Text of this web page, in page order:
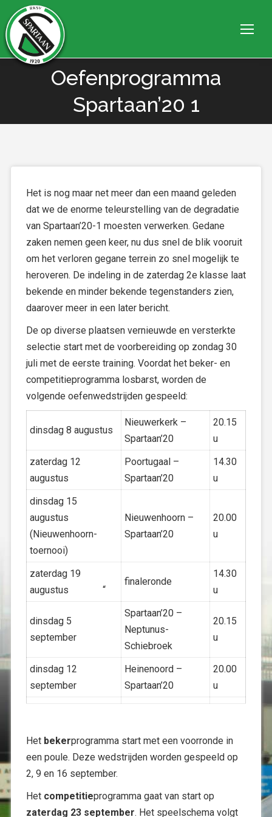
Oefenprogramma
Spartaan’20 1
Je bent hier:
Het is nog maar net meer dan een maand geleden
dat we de enorme teleurstelling van de degradatie
van Spartaan’20-1 moesten verwerken. Gedane
zaken nemen geen keer, nu dus snel de blik vooruit
om het verloren gegane terrein zo snel mogelijk te
heroveren. De indeling in de zaterdag 2e klasse laat
bekende en minder bekende tegenstanders zien,
daarover meer in een later bericht.
De op diverse plaatsen vernieuwde en versterkte
selectie start met de voorbereiding op zondag 30
juli met de eerste training. Voordat het beker- en
competitieprogramma losbarst, worden de
volgende oefenwedstrijden gespeeld:
dinsdag 8 augustus
Nieuwerkerk –
Spartaan’20
20.15
u
zaterdag 12
augustus
Poortugaal –
Spartaan’20
14.30
u
dinsdag 15
augustus
(Nieuwenhoorn-
toernooi)
Nieuwenhoorn –
Spartaan’20
20.00
u
zaterdag 19
augustus “
finaleronde
14.30
u
dinsdag 5
september
Spartaan’20 –
Neptunus-
Schiebroek
20.15
u
dinsdag 12
september
Heinenoord –
Spartaan’20
20.00
u
Het bekerprogramma start met een voorronde in
een poule. Deze wedstrijden worden gespeeld op
2, 9 en 16 september.
Het competitieprogramma gaat van start op
zaterdag 23 september. Het speelschema volgt